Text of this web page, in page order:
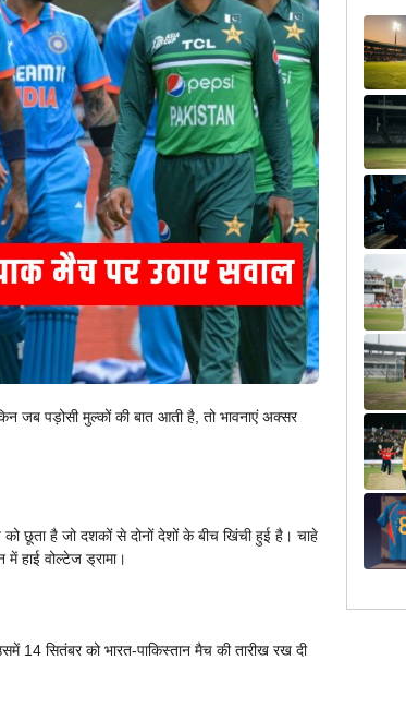
जब पड़ोसी मुल्कों की बात आती है, तो भावनाएं अक्सर
छूता है जो दशकों से दोनों देशों के बीच खिंची हुई है। चाहे
हाई वोल्टेज ड्रामा।
14 सितंबर को भारत-पाकिस्तान मैच की तारीख रख दी